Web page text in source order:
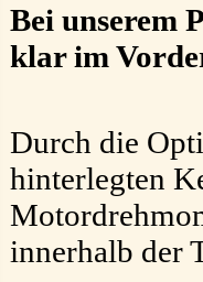
Bei unserem
klar im
Durch die
hinterlegten
innerhalb der